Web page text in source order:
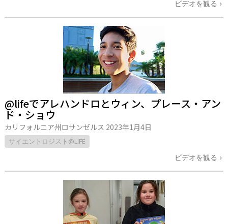
ビデオを観る
@lifeでアレハンドロとウィン、プレース・アン
ド・ショウ
カリフォルニア州ロサンゼルス 2023年1月4日
サイエントロジスト@LIFE
ビデオを観る